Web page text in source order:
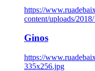
https://
content/uploads/
Ginos
https://
335x256.jpg